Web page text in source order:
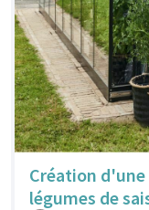
Création
légumes de